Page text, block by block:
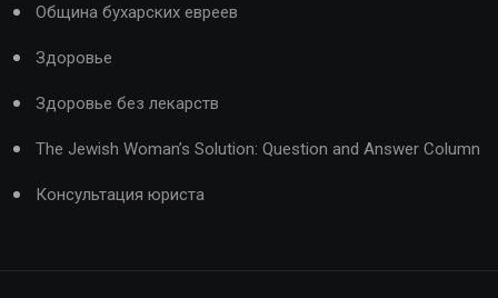
Община бухарских евреев
Здоровье
Здоровье без лекарств
The Jewish Woman’s Solution: Question and Answer Column
Консультация юриста